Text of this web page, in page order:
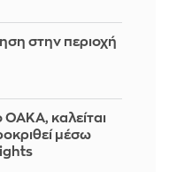
στην περιοχή
καλείται
μέσω